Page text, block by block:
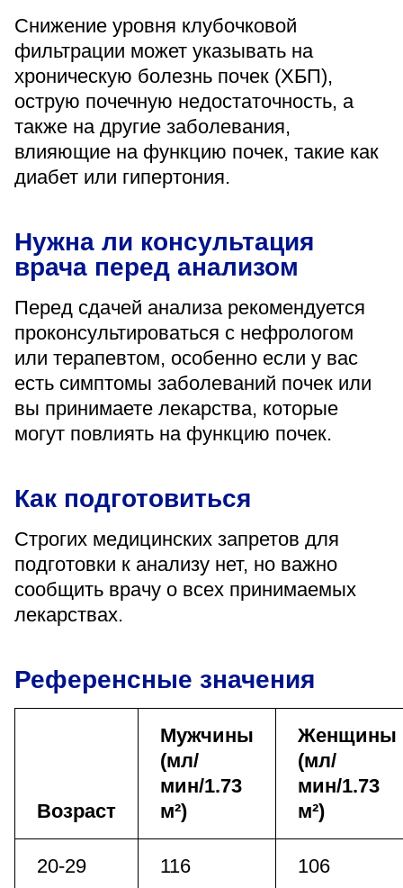
Версия для слабовидящих
Снижение уровня клубочковой
фильтрации может указывать на
хроническую болезнь почек (ХБП),
острую почечную недостаточность, а
также на другие заболевания,
влияющие на функцию почек, такие как
диабет или гипертония.
Нужна ли консультация
врача перед анализом
Перед сдачей анализа рекомендуется
проконсультироваться с нефрологом
или терапевтом, особенно если у вас
есть симптомы заболеваний почек или
вы принимаете лекарства, которые
могут повлиять на функцию почек.
Как подготовиться
Строгих медицинских запретов для
подготовки к анализу нет, но важно
сообщить врачу о всех принимаемых
лекарствах.
Референсные значения
Возраст
Мужчины
(мл/
мин/1.73
м²)
Женщины
(мл/
мин/1.73
м²)
20-29 116 106